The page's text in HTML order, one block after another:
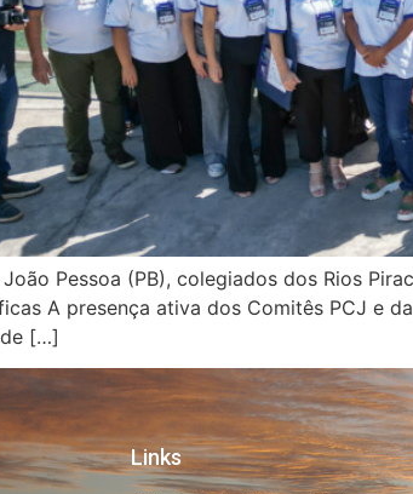
Pessoa (PB), colegiados dos Rios
A presença ativa dos Comitês PCJ e
[…]
Links